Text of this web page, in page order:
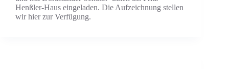
Henßler-Haus eingeladen. Die Aufzeichnung stellen
wir hier zur Verfügung.